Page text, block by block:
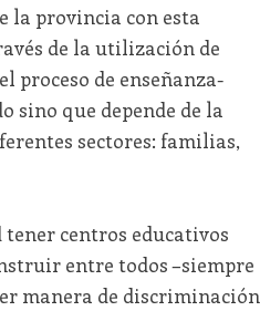
la provincia con esta
de la utilización de
proceso de enseñanza-
sino que depende de la
sectores: familias,
centros educativos
entre todos –siempre
manera de discriminación